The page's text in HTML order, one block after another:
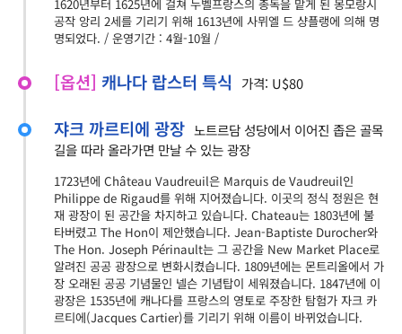
1620년부터 1625년에 걸쳐 누벨프랑스의 총독을 맡게 된 몽모랑시
공작 앙리 2세를 기리기 위해 1613년에 사뮈엘 드 샹플랭에 의해 명
명되었다. / 운영기간 : 4월-10월 /
[옵션] 캐나다 랍스터 특식 가격: U$80
쟈크 까르티에 광장 노트르담 성당에서 이어진 좁은 골목
길을 따라 올라가면 만날 수 있는 광장
1723년에 Château Vaudreuil은 Marquis de Vaudreuil인
Philippe de Rigaud를 위해 지어졌습니다. 이곳의 정식 정원은 현
재 광장이 된 공간을 차지하고 있습니다. Chateau는 1803년에 불
타버렸고 The Hon이 제안했습니다. Jean-Baptiste Durocher와
The Hon. Joseph Périnault는 그 공간을 New Market Place로
알려진 공공 광장으로 변화시켰습니다. 1809년에는 몬트리올에서 가
장 오래된 공공 기념물인 넬슨 기념탑이 세워졌습니다. 1847년에 이
광장은 1535년에 캐나다를 프랑스의 영토로 주장한 탐험가 자크 카
르티에(Jacques Cartier)를 기리기 위해 이름이 바뀌었습니다.